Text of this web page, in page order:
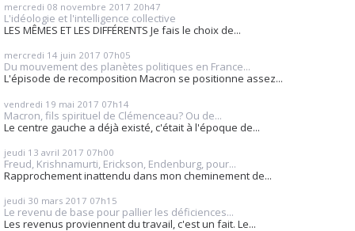
mercredi 08 novembre 2017 20h47
L'idéologie et l'intelligence collective
LES MÊMES ET LES DIFFÉRENTS Je fais le choix de...
mercredi 14 juin 2017 07h05
Du mouvement des planètes politiques en France...
L'épisode de recomposition Macron se positionne assez...
vendredi 19 mai 2017 07h14
Macron, fils spirituel de Clémenceau? Ou de...
Le centre gauche a déjà existé, c'était à l'époque de...
jeudi 13 avril 2017 07h00
Freud, Krishnamurti, Erickson, Endenburg, pour...
Rapprochement inattendu dans mon cheminement de...
jeudi 30 mars 2017 07h15
Le revenu de base pour pallier les déficiences...
Les revenus proviennent du travail, c'est un fait. Le...